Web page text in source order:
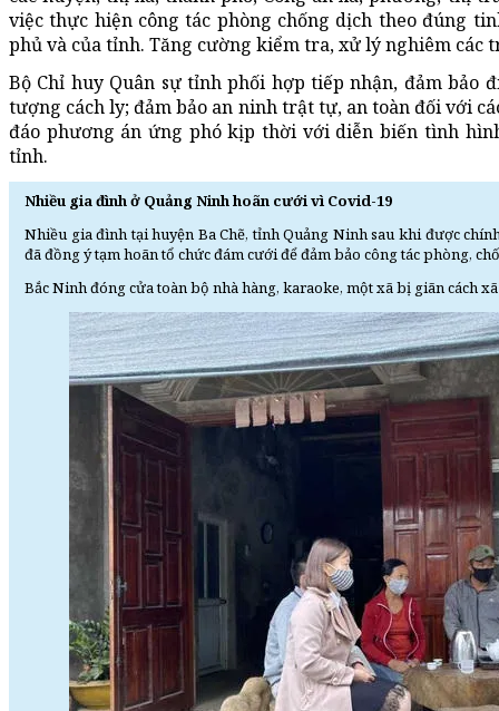
việc thực hiện công tác phòng chống dịch theo đúng
phủ và của tỉnh. Tăng cường kiểm tra, xử lý nghiêm các
Bộ Chỉ huy Quân sự tỉnh phối hợp tiếp nhận, đảm bảo
tượng cách ly; đảm bảo an ninh trật tự, an toàn đối với
đáo phương án ứng phó kịp thời với diễn biến tình
tỉnh.
Nhiều gia đình ở Quảng Ninh hoãn cưới vì Covid-19
Nhiều gia đình tại huyện Ba Chẽ, tỉnh Quảng Ninh sau khi được
đã đồng ý tạm hoãn tổ chức đám cưới để đảm bảo công tác phòng,
Bắc Ninh đóng cửa toàn bộ nhà hàng, karaoke, một xã bị giãn cách